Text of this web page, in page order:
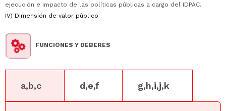
ejecución e impacto de las políticas públicas a cargo del IDPAC.
IV) Dimensión de valor público
FUNCIONES Y DEBERES
a,b,c d,e,f g,h,i,j,k